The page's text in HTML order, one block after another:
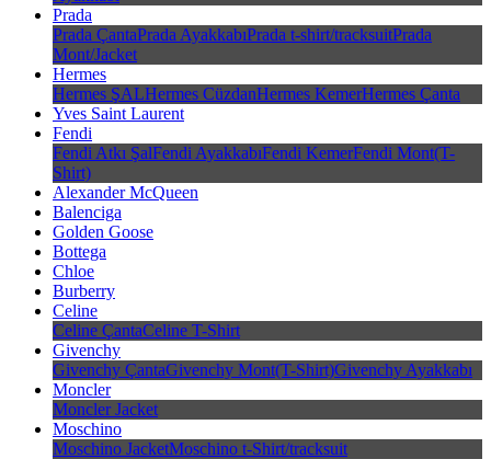
Prada
Prada ÇantaPrada AyakkabıPrada t-shirt/tracksuitPrada
Mont/Jacket
Hermes
Hermes ŞALHermes CüzdanHermes KemerHermes Çanta
Yves Saint Laurent
Fendi
Fendi Atkı ŞalFendi AyakkabıFendi KemerFendi Mont(T-
Shirt)
Alexander McQueen
Balenciga
Golden Goose
Bottega
Chloe
Burberry
Celine
Celine ÇantaCeline T-Shirt
Givenchy
Givenchy ÇantaGivenchy Mont(T-Shirt)Givenchy Ayakkabı
Moncler
Moncler Jacket
Moschino
Moschino JacketMoschino t-Shirt/tracksuit